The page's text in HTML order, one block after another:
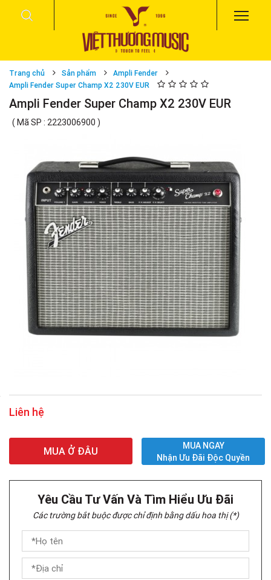
Trang chủ Sản phẩm
Ampli Fender
Ampli Fender Super Champ X2 230V EUR
Ampli Fender Super Champ X2 230V EUR
( Mã SP : 2223006900 )
Liên hệ
MUA Ở ĐÂU
MUA NGAY
Nhận Ưu Đãi Độc Quyền
Yêu Cầu Tư Vấn Và Tìm Hiểu Ưu Đãi
Các trường bắt buộc được chỉ định bằng dấu hoa thị (*)